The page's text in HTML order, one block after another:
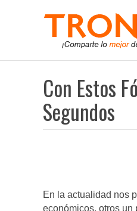
Con Estos
Segundos
En la actualidad nos
económicos, otros un